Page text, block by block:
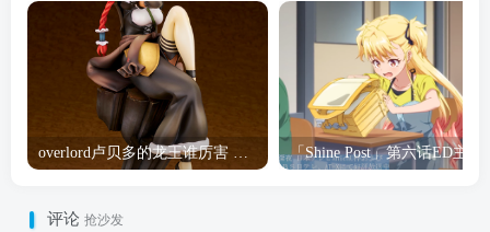
overlord卢贝多的龙王谁厉害 「Overlord」露普斯蕾琪娜·贝塔手办开订
评论 抢沙发